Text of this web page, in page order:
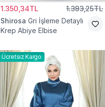
1.350,34TL 1.383,25TL
Shirosa Gri İşleme Detaylı
Krep Abiye Elbise
Ücretsiz Kargo